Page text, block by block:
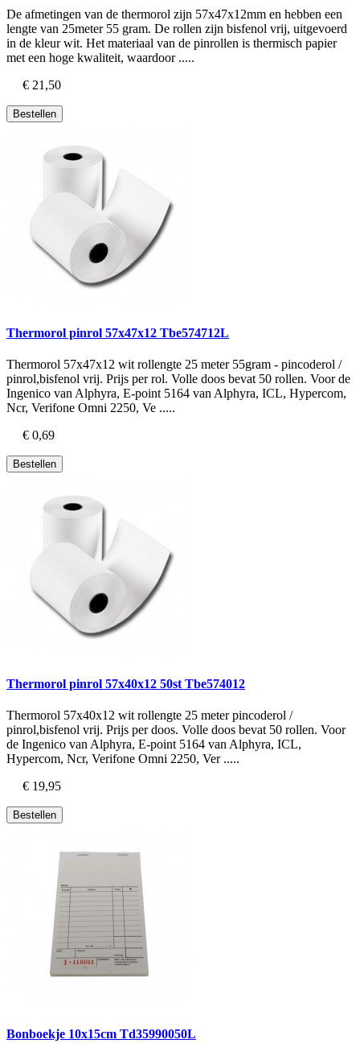
De afmetingen van de thermorol zijn 57x47x12mm en hebben een
lengte van 25meter 55 gram. De rollen zijn bisfenol vrij, uitgevoerd
in de kleur wit. Het materiaal van de pinrollen is thermisch papier
met een hoge kwaliteit, waardoor .....
€ 21,50
Bestellen
Thermorol pinrol 57x47x12 Tbe574712L
Thermorol 57x47x12 wit rollengte 25 meter 55gram - pincoderol /
pinrol,bisfenol vrij. Prijs per rol. Volle doos bevat 50 rollen. Voor de
Ingenico van Alphyra, E-point 5164 van Alphyra, ICL, Hypercom,
Ncr, Verifone Omni 2250, Ve .....
€ 0,69
Bestellen
Thermorol pinrol 57x40x12 50st Tbe574012
Thermorol 57x40x12 wit rollengte 25 meter pincoderol /
pinrol,bisfenol vrij. Prijs per doos. Volle doos bevat 50 rollen. Voor
de Ingenico van Alphyra, E-point 5164 van Alphyra, ICL,
Hypercom, Ncr, Verifone Omni 2250, Ver .....
€ 19,95
Bestellen
Bonboekje 10x15cm Td35990050L